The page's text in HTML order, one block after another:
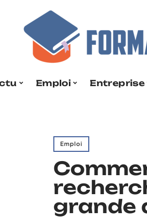
Emploi Entreprise
Emploi
grande